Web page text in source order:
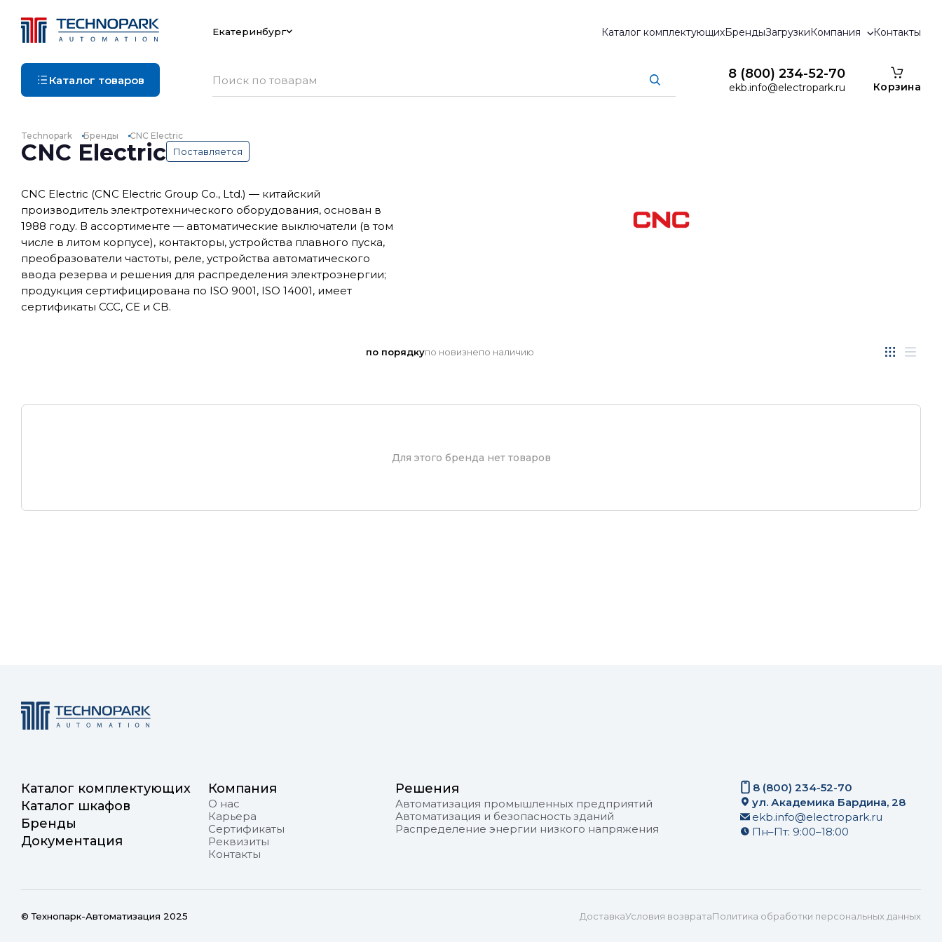
Екатеринбург Каталог комплектующихБрендыЗагрузкиКомпания Контакты
Каталог товаров 8 (800) 234-52-70
ekb.info@electropark.ru Корзина
Technopark Бренды CNC Electric
CNC Electric Поставляется
CNC Electric (CNC Electric Group Co., Ltd.) — китайский
производитель электротехнического оборудования, основан в
1988 году. В ассортименте — автоматические выключатели (в том
числе в литом корпусе), контакторы, устройства плавного пуска,
преобразователи частоты, реле, устройства автоматического
ввода резерва и решения для распределения электроэнергии;
продукция сертифицирована по ISO 9001, ISO 14001, имеет
сертификаты CCC, CE и CB.
по порядкупо новизнепо наличию
Для этого бренда нет товаров
Каталог комплектующих
Каталог шкафов
Бренды
Документация
Компания
О нас
Карьера
Сертификаты
Реквизиты
Контакты
Решения
Автоматизация промышленных предприятий
Автоматизация и безопасность зданий
Распределение энергии низкого напряжения
8 (800) 234-52-70
ул. Академика Бардина, 28
ekb.info@electropark.ru
Пн–Пт: 9:00–18:00
© Технопарк-Автоматизация 2025 ДоставкаУсловия возвратаПолитика обработки персональных данных